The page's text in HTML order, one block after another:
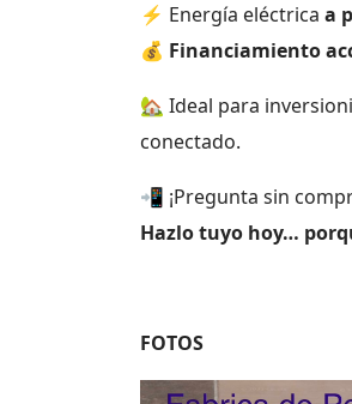
⚡ Energía eléctrica a
💰 Financiamiento
🏡 Ideal para
conectado.
📲 ¡Pregunta sin
Hazlo tuyo hoy…
FOTOS